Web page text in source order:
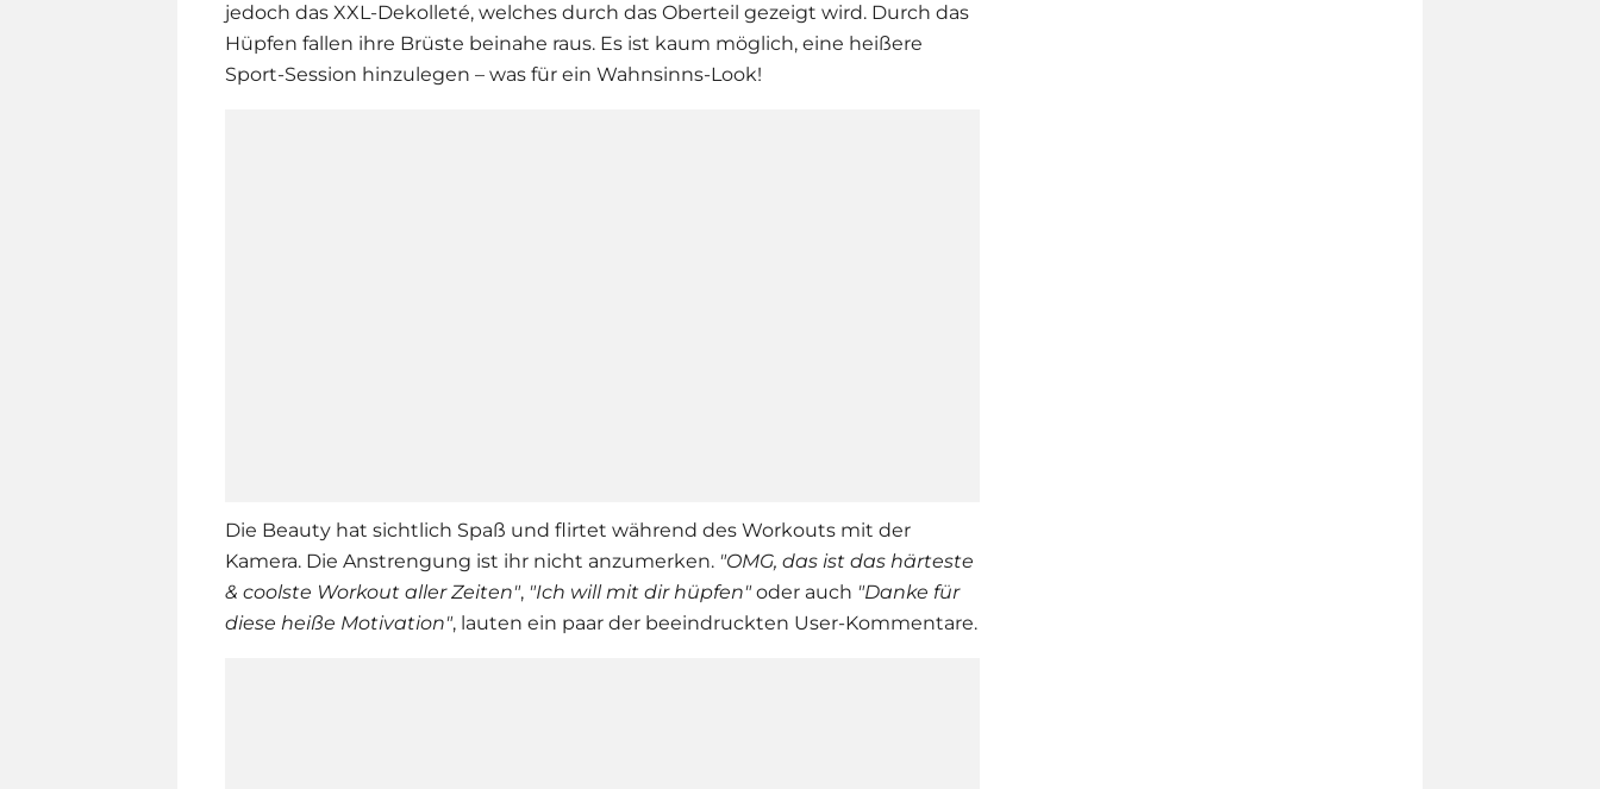
jedoch das XXL-Dekolleté, welches durch das Oberteil gezeigt wird. Durch das
Hüpfen fallen ihre Brüste beinahe raus. Es ist kaum möglich, eine heißere
Sport-Session hinzulegen – was für ein Wahnsinns-Look!
Die Beauty hat sichtlich Spaß und flirtet während des Workouts mit der
Kamera. Die Anstrengung ist ihr nicht anzumerken. "OMG, das ist das härteste
& coolste Workout aller Zeiten", "Ich will mit dir hüpfen" oder auch "Danke für
diese heiße Motivation", lauten ein paar der beeindruckten User-Kommentare.